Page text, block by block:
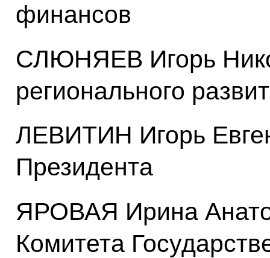
финансов
СЛЮНЯЕВ Игорь
регионального
ЛЕВИТИН Игорь
Президента
ЯРОВАЯ Ирина
Комитета